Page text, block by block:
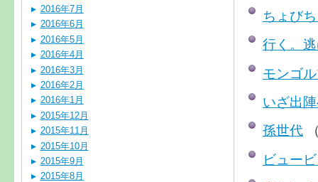
ちょび
行く。
モンゴ
いざ出
孫世代
ビュー
2016年7月
2016年6月
2016年5月
2016年4月
2016年3月
2016年2月
2016年1月
2015年12月
2015年11月
2015年10月
2015年9月
2015年8月